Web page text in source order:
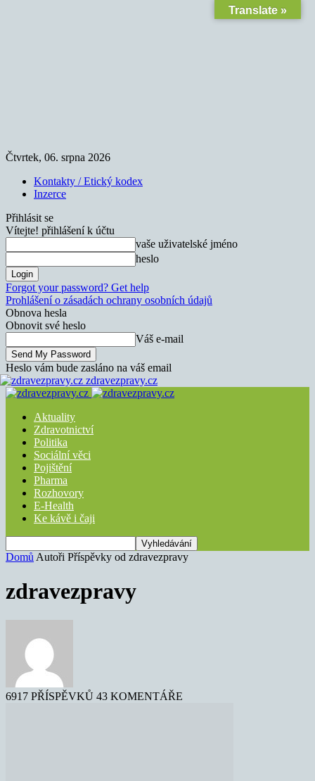
Čtvrtek, 06. srpna 2026
Kontakty / Etický kodex
Inzerce
Přihlásit se
Vítejte! přihlášení k účtu
vaše uživatelské jméno
heslo
Forgot your password? Get help
Prohlášení o zásadách ochrany osobních údajů
Obnova hesla
Obnovit své heslo
Váš e-mail
Heslo vám bude zasláno na váš email
zdravezpravy.cz
Aktuality
Zdravotnictví
Politika
Sociální věci
Pojištění
Pharma
Rozhovory
E-Health
Ke kávě i čaji
Domů Autoři Příspěvky od zdravezpravy
zdravezpravy
6917 PŘÍSPĚVKŮ 43 KOMENTÁŘE
Translate »